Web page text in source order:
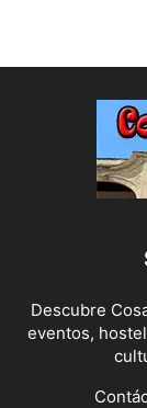
Descubre
eventos,